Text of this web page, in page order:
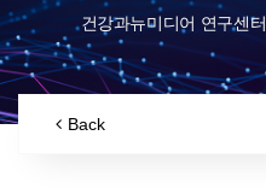
건강과뉴미디어 연구센
Back